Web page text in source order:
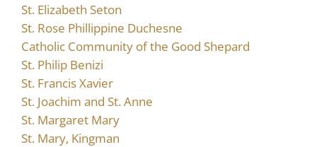
St. Elizabeth Seton
St. Rose Phillippine Duchesne
Catholic Community of the Good Shepard
St. Philip Benizi
St. Francis Xavier
St. Joachim and St. Anne
St. Margaret Mary
St. Mary, Kingman